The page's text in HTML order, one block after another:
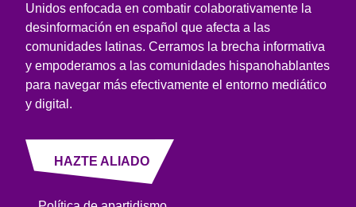
Unidos enfocada en combatir colaborativamente la
desinformación en español que afecta a las
comunidades latinas. Cerramos la brecha informativa
y empoderamos a las comunidades hispanohablantes
para navegar más efectivamente el entorno mediático
y digital.
HAZTE ALIADO